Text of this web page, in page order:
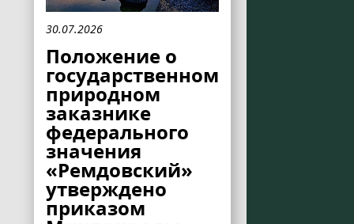
30.07.2026
Положение о
государственном
природном
заказнике
федерального
значения
«Ремдовский»
утверждено
приказом